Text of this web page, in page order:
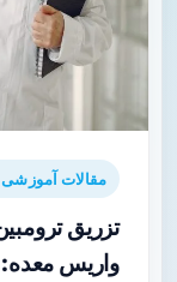
مقالات آموزشی
تزریق
واریس معده: